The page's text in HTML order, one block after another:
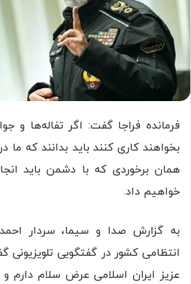
فرمانده فراجا گفت: اگر تفاله‌ها و
بخواهند کاری کنند باید بدانند که
همان برخوردی که با دشمن باید
خواهیم داد.
به گزارش صدا و سیما، سردار
انتظامی کشور در گفتگویی
عزیز ایران اسلامی عرض سلام دارم و